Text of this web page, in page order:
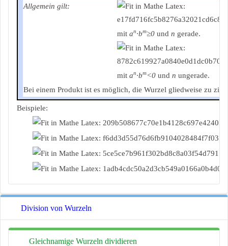
Allgemein gilt:
mit an∙bm≥0 und n gerade.
mit an∙bm<0 und n ungerade.
Bei einem Produkt ist es möglich, die Wurzel gliedweise zu
Beispiele:
Division von Wurzeln
Gleichnamige Wurzeln dividieren